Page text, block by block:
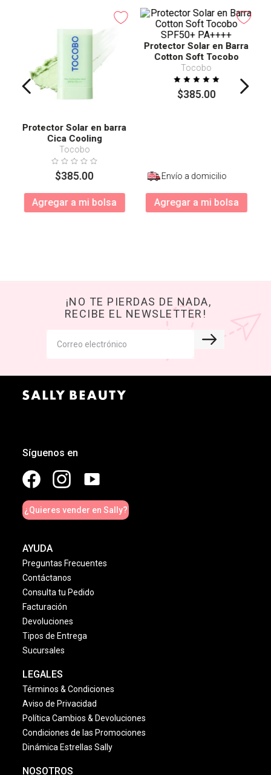
Protector Solar en barra
Cica Cooling
Tocobo
$385.00
Agregar a mi bolsa
Protector Solar en Barra
Cotton Soft Tocobo
SPF50+ PA++++
Tocobo
$385.00
Envío a domicilio
Agregar a mi bolsa
¡NO TE PIERDAS DE NADA,
RECIBE EL NEWSLETTER!
Síguenos en
¿Quieres vender en Sally?
AYUDA
Preguntas Frecuentes
Contáctanos
Consulta tu Pedido
Facturación
Devoluciones
Tipos de Entrega
Sucursales
LEGALES
Términos & Condiciones
Aviso de Privacidad
Política Cambios & Devoluciones
Condiciones de las Promociones
Dinámica Estrellas Sally
NOSOTROS